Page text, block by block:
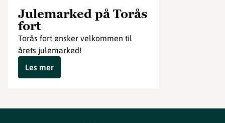
Julemarked på Torås
fort
Torås fort ønsker velkommen til
årets julemarked!
Les mer